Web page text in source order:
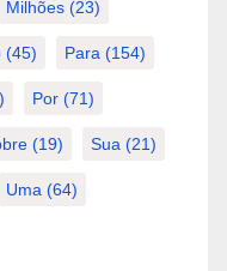
Milhões (23)
(45) Para (154)
Por (71)
(19) Sua (21)
Uma (64)